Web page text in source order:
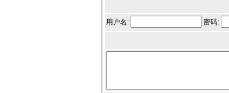
用户名: 密码: